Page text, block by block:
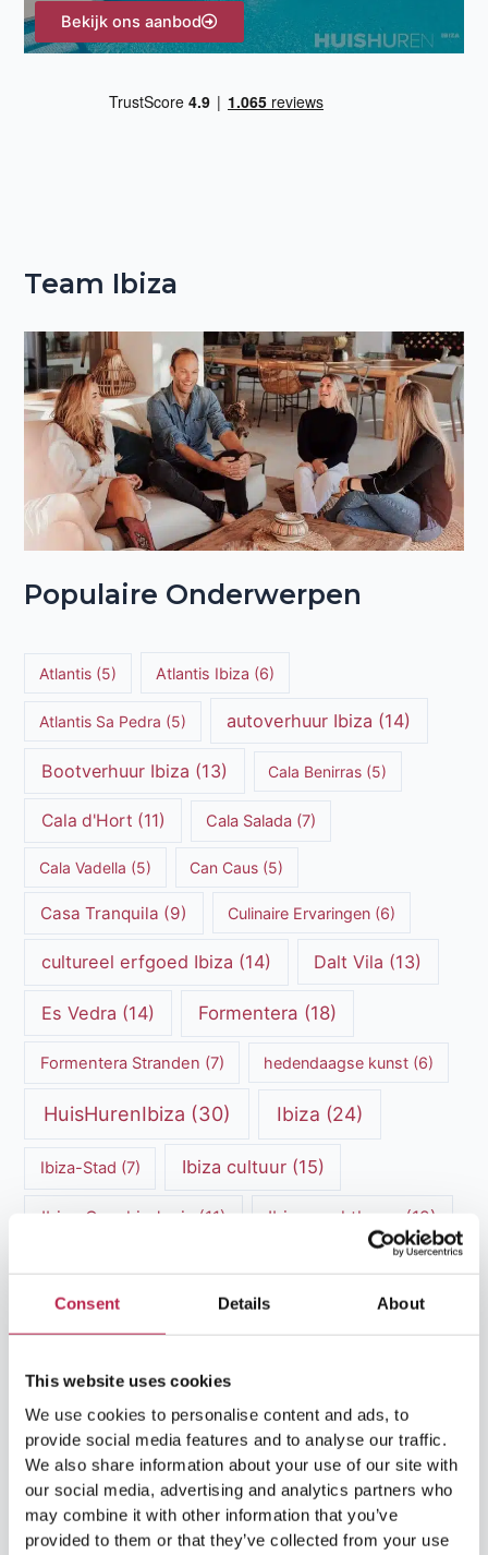
Consent Details About
This website uses cookies
We use cookies to personalise content and ads, to
provide social media features and to analyse our traffic.
We also share information about your use of our site with
our social media, advertising and analytics partners who
may combine it with other information that you’ve
provided to them or that they’ve collected from your use
Bekijk ons aanbod
Team Ibiza
Populaire Onderwerpen
Atlantis (5) Atlantis Ibiza (6)
Atlantis Sa Pedra (5) autoverhuur Ibiza (14)
Bootverhuur Ibiza (13) Cala Benirras (5)
Cala d'Hort (11) Cala Salada(7)
Cala Vadella (5) Can Caus (5)
Casa Tranquila (9) Culinaire Ervaringen(6)
cultureel erfgoed Ibiza (14) Dalt Vila (13)
Es Vedra (14) Formentera (18)
Formentera Stranden (7) hedendaagse kunst(6)
HuisHurenIbiza (30) Ibiza (24)
Ibiza-Stad (7) Ibiza cultuur(15)
Ibiza Geschiedenis (11) Ibiza nachtleven (12)
Ibiza restaurants Ibiza stranden
Ibiza Villa Verhuur (6) luxe vakantie(5)
Luxe villa's Ibiza(43) luxe villas(13)
Luxe Villa Verhuur(12)